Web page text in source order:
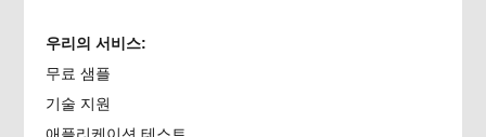
우리의 서비스:
무료 샘플
기술 지원